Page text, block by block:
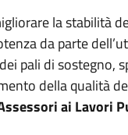
la stabilità
da parte
pali di sostegno,
della qualità
ai Lavori